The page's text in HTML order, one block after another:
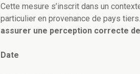
Cette mesure s’inscrit dans un
particulier en provenance de pays
assurer une perception correcte
Date